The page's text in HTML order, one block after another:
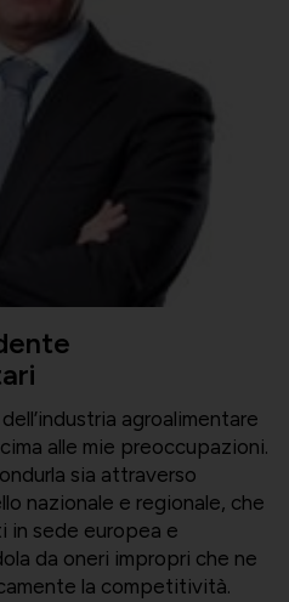
agroalimentare
alle mie preoccupazioni.
sia attraverso
nazionale e regionale, che
in sede europea e
da oneri impropri che ne
la competitività.